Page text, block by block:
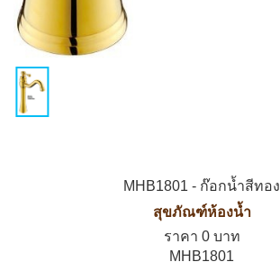
MHB1801 - ก๊อกน้ำสีทอง
สุขภัณฑ์ห้องน้ำ
ราคา 0 บาท
MHB1801